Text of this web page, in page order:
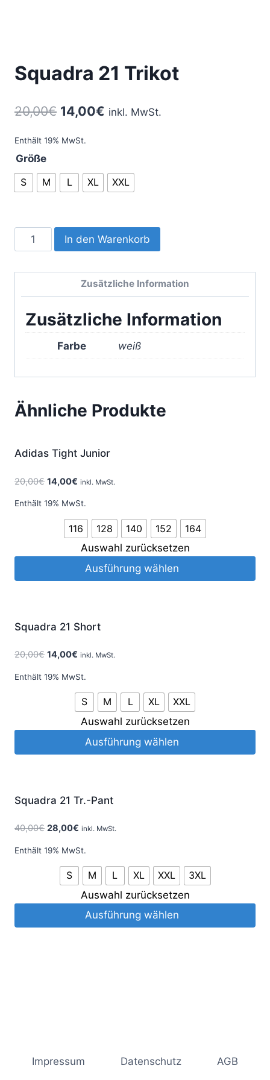
Squadra 21 Trikot
20,00€ 14,00€ inkl. MwSt.
Enthält 19% MwSt.
Größe
S
M L XL XXL
Squadra
21
In den Warenkorb
Zusätzliche Information
Zusätzliche Information
Farbe weiß
Ähnliche Produkte
Adidas Tight Junior
20,00€ 14,00€ inkl. MwSt.
Enthält 19% MwSt.
116 128 140 152
164
Auswahl zurücksetzen
Ausführung wählen
Squadra 21 Short
20,00€ 14,00€ inkl. MwSt.
Enthält 19% MwSt.
S M L XL
XXL
Auswahl zurücksetzen
Ausführung wählen
Squadra 21 Tr.-Pant
40,00€ 28,00€ inkl. MwSt.
Enthält 19% MwSt.
S M L XL XXL
3XL
Auswahl zurücksetzen
Ausführung wählen
Impressum Datenschutz AGB